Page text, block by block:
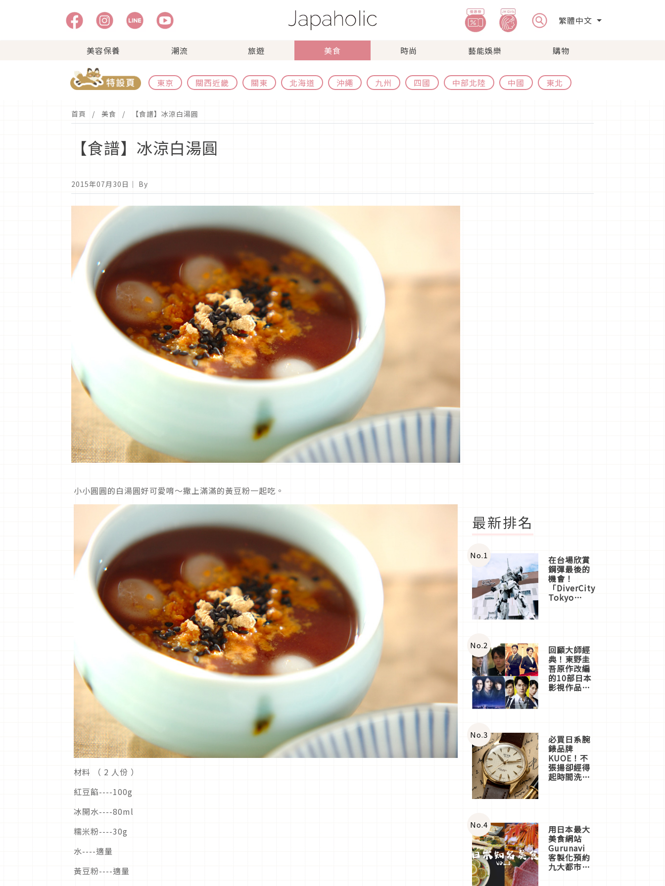
繁體中文
美容保養 潮流 旅遊 美食 時尚 藝能娛樂 購物
東京 關西近畿 關東 北海道 沖繩 九州 四國 中部北陸 中國 東北
首頁 美食 【食譜】冰涼白湯圓
【食譜】冰涼白湯圓
2015年07月30日 ｜ By
小小圓圓的白湯圓好可愛唷～撒上滿滿的黃豆粉一起吃。
材料 （ 2 人份 ）
紅豆餡----100g
冰開水----80ml
糯米粉----30g
水----適量
黃豆粉----適量
最新排名
No.1 在台場欣賞
鋼彈最後的
機會！
「DiverCity
Tokyo
體驗
No.2 回顧大師經
典！東野圭
吾原作改編
的10部日本
影視作品推
No.3 必買日系腕
錶品牌
KUOE！不
張揚卻經得
起時間洗鍊
No.4 用日本最大
美食網站
Gurunavi
客製化預約
九大都市餐